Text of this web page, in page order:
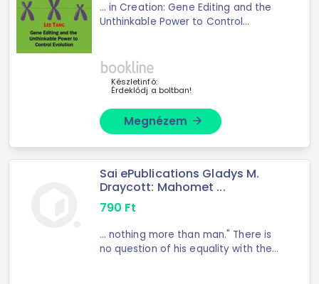
... in Creation: Gene Editing and the
Unthinkable Power to Control
ethical questions on the use of this
technology.This ...
Készletinfó:
Érdeklődj a boltban!
Megnézem arrow_forward
Sai ePublications Gladys M.
Draycott: Mahomet ...
790 Ft
... nothing more than man." There is
no question of his equality with the